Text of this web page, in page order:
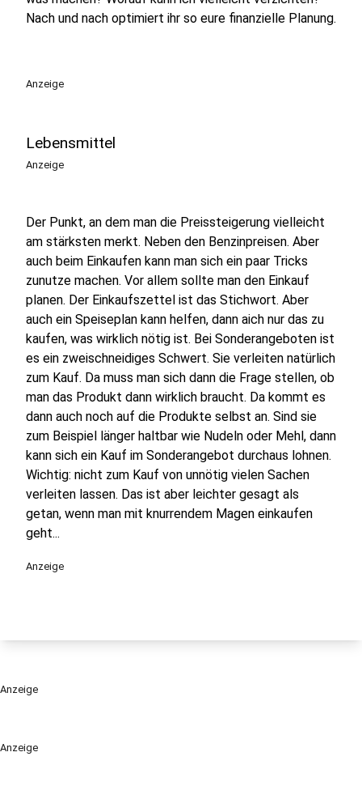
Anzeige
Nach und nach optimiert ihr so eure finanzielle Planung.
Anzeige
Lebensmittel
Anzeige
Der Punkt, an dem man die Preissteigerung vielleicht
am stärksten merkt. Neben den Benzinpreisen. Aber
auch beim Einkaufen kann man sich ein paar Tricks
zunutze machen. Vor allem sollte man den Einkauf
planen. Der Einkaufszettel ist das Stichwort. Aber
auch ein Speiseplan kann helfen, dann aich nur das zu
kaufen, was wirklich nötig ist. Bei Sonderangeboten ist
es ein zweischneidiges Schwert. Sie verleiten natürlich
zum Kauf. Da muss man sich dann die Frage stellen, ob
man das Produkt dann wirklich braucht. Da kommt es
dann auch noch auf die Produkte selbst an. Sind sie
zum Beispiel länger haltbar wie Nudeln oder Mehl, dann
kann sich ein Kauf im Sonderangebot durchaus lohnen.
Wichtig: nicht zum Kauf von unnötig vielen Sachen
verleiten lassen. Das ist aber leichter gesagt als
getan, wenn man mit knurrendem Magen einkaufen
geht...
Anzeige
Anzeige